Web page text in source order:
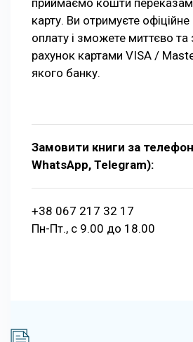
приймаємо кошти
карту. Ви отримуєте
оплату і зможете миттєво та
рахунок картами VISA /
якого банку.
Замовити книги за
WhatsApp, Telegram):
+38 067 217 32 17
Пн-Пт., с 9.00 до 18.00